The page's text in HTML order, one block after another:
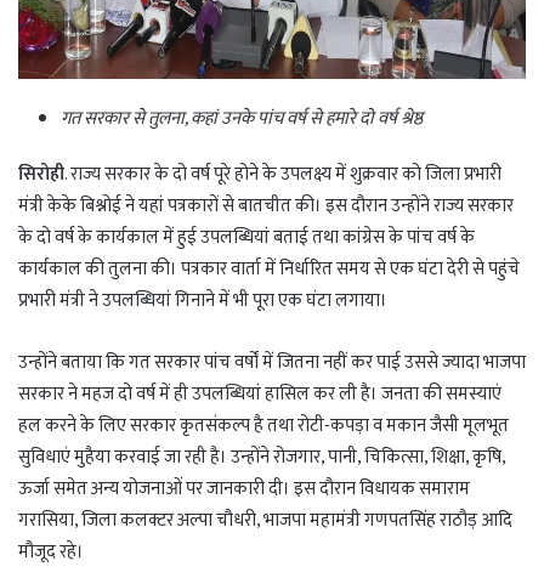
गत सरकार से तुलना, कहां उनके पांच वर्ष से हमारे दो वर्ष श्रेष्ठ
सिरोही. राज्य सरकार के दो वर्ष पूरे होने के उपलक्ष्य में शुक्रवार को जिला प्रभारी
मंत्री केके बिश्नोई ने यहां पत्रकारों से बातचीत की। इस दौरान उन्होंने राज्य सरकार
के दो वर्ष के कार्यकाल में हुई उपलब्धियां बताई तथा कांग्रेस के पांच वर्ष के
कार्यकाल की तुलना की। पत्रकार वार्ता में निर्धारित समय से एक घंटा देरी से पहुंचे
प्रभारी मंत्री ने उपलब्धियां गिनाने में भी पूरा एक घंटा लगाया।
उन्होंने बताया कि गत सरकार पांच वर्षों में जितना नहीं कर पाई उससे ज्यादा भाजपा
सरकार ने महज दो वर्ष में ही उपलब्धियां हासिल कर ली है। जनता की समस्याएं
हल करने के लिए सरकार कृतसंकल्प है तथा रोटी-कपड़ा व मकान जैसी मूलभूत
सुविधाएं मुहैया करवाई जा रही है। उन्होंने रोजगार, पानी, चिकित्सा, शिक्षा, कृषि,
ऊर्जा समेत अन्य योजनाओं पर जानकारी दी। इस दौरान विधायक समाराम
गरासिया, जिला कलक्टर अल्पा चौधरी, भाजपा महामंत्री गणपतसिंह राठौड़ आदि
मौजूद रहे।